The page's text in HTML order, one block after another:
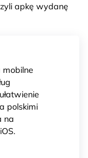
apkę wydanę
mobilne
polskimi
na